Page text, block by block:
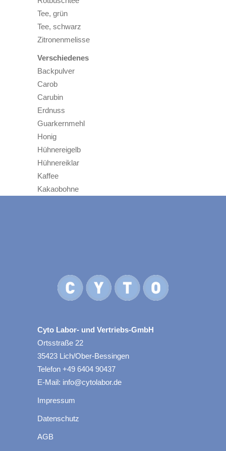
Tee, grün
Tee, schwarz
Zitronenmelisse
Verschiedenes
Backpulver
Carob
Carubin
Erdnuss
Guarkernmehl
Honig
Hühnereigelb
Hühnereiklar
Kaffee
Kakaobohne
Cyto Labor- und Vertriebs-GmbH
Ortsstraße 22
35423 Lich/Ober-Bessingen
Telefon +49 6404 90437
E-Mail: info@cytolabor.de
Impressum
Datenschutz
AGB